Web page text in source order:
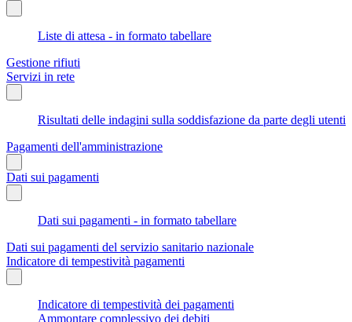
Liste di attesa - in formato tabellare
Gestione rifiuti
Servizi in rete
Risultati delle indagini sulla soddisfazione da parte degli utenti
Pagamenti dell'amministrazione
Dati sui pagamenti
Dati sui pagamenti - in formato tabellare
Dati sui pagamenti del servizio sanitario nazionale
Indicatore di tempestività pagamenti
Indicatore di tempestività dei pagamenti
Ammontare complessivo dei debiti